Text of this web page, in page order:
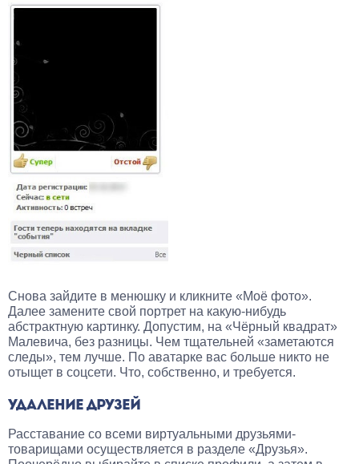
Снова зайдите в менюшку и кликните «Моё фото».
Далее замените свой портрет на какую-нибудь
абстрактную картинку. Допустим, на «Чёрный квадрат»
Малевича, без разницы. Чем тщательней «заметаются
следы», тем лучше. По аватарке вас больше никто не
отыщет в соцсети. Что, собственно, и требуется.
УДАЛЕНИЕ ДРУЗЕЙ
Расставание со всеми виртуальными друзьями-
товарищами осуществляется в разделе «Друзья».